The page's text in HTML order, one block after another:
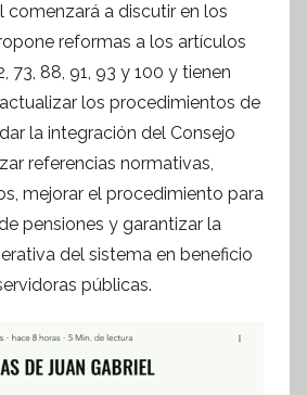
comenzará a discutir en los
reformas a los artículos
73, 88, 91, 93 y 100 y tienen
los procedimientos de
la integración del Consejo
referencias normativas,
mejorar el procedimiento para
pensiones y garantizar la
del sistema en beneficio
públicas.